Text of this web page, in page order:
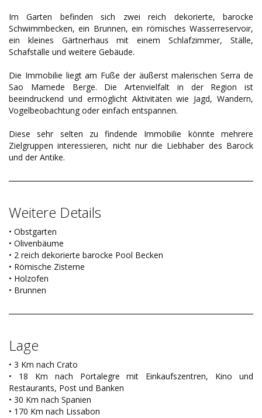
Im Garten befinden sich zwei reich dekorierte, barocke
Schwimmbecken, ein Brunnen, ein römisches Wasserreservoir,
ein kleines Gärtnerhaus mit einem Schlafzimmer, Ställe,
Schafställe und weitere Gebäude.
Die Immobilie liegt am Fuße der äußerst malerischen Serra de
Sao Mamede Berge. Die Artenvielfalt in der Region ist
beeindruckend und ermöglicht Aktivitäten wie Jagd, Wandern,
Vogelbeobachtung oder einfach entspannen.
Diese sehr selten zu findende Immobilie könnte mehrere
Zielgruppen interessieren, nicht nur die Liebhaber des Barock
und der Antike.
Weitere Details
• Obstgarten
• Olivenbäume
• 2 reich dekorierte barocke Pool Becken
• Römische Zisterne
• Holzofen
• Brunnen
Lage
• 3 Km nach Crato
• 18 Km nach Portalegre mit Einkaufszentren, Kino und
Restaurants, Post und Banken
• 30 Km nach Spanien
• 170 Km nach Lissabon